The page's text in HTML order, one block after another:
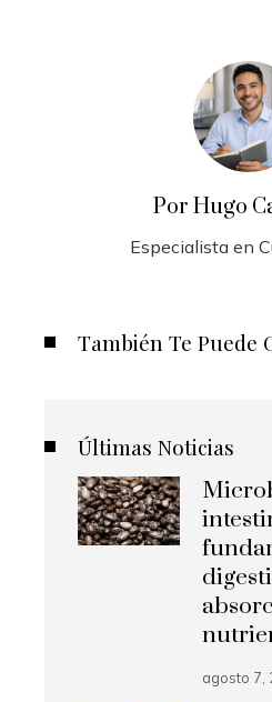
Por Hugo
Especialista en
También Te Puede
Últimas Noticias
agosto 7,